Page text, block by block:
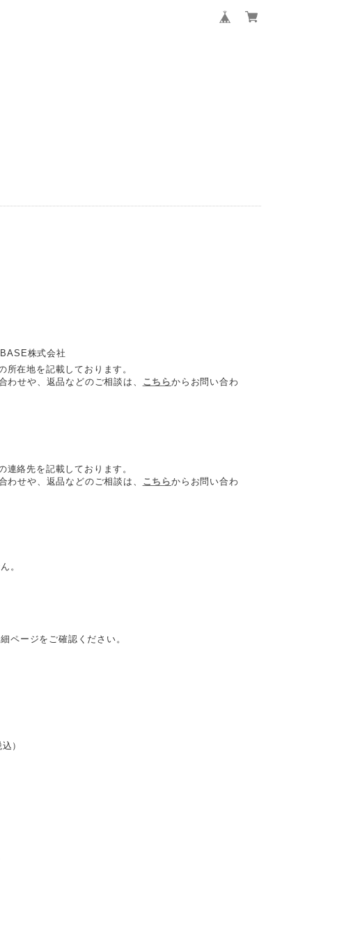
株式会社
在地を記載しております。
せや、返品などのご相談は、 こちらからお問い合わ
絡先を記載しております。
せや、返品などのご相談は、 こちらからお問い合わ
。
ページをご確認ください。
）